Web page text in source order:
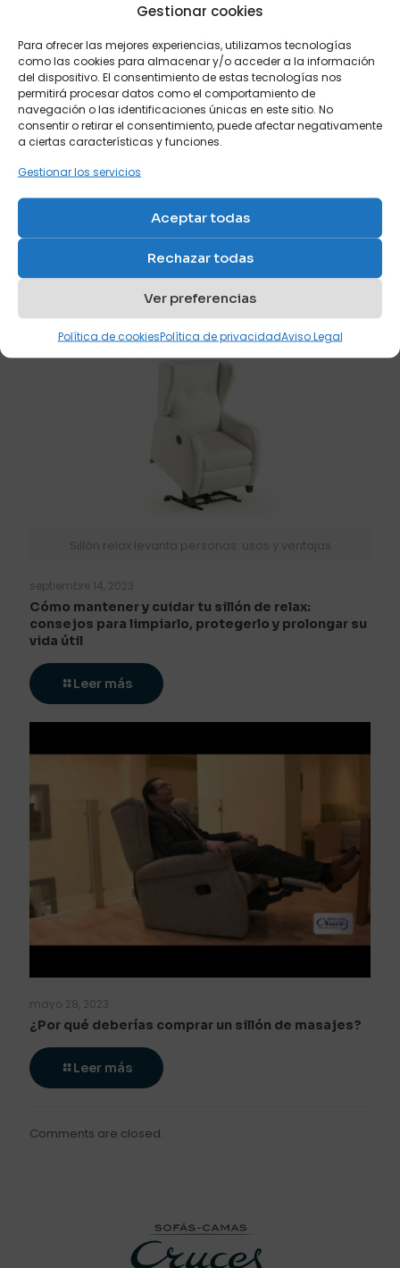
Gestionar cookies
Para ofrecer las mejores experiencias, utilizamos tecnologías
como las cookies para almacenar y/o acceder a la información
del dispositivo. El consentimiento de estas tecnologías nos
permitirá procesar datos como el comportamiento de
navegación o las identificaciones únicas en este sitio. No
consentir o retirar el consentimiento, puede afectar negativamente
a ciertas características y funciones.
Gestionar los servicios
Aceptar todas
Rechazar todas
Ver preferencias
Política de cookiesPolítica de privacidadAviso Legal
octubre 7, 2023
Mejores sofás para espacios pequeños
Sillón relax levanta personas: usos y ventajas
septiembre 14, 2023
Cómo mantener y cuidar tu sillón de relax:
consejos para limpiarlo, protegerlo y prolongar su
vida útil
Leer más
mayo 28, 2023
¿Por qué deberías comprar un sillón de masajes?
Leer más
Comments are closed.